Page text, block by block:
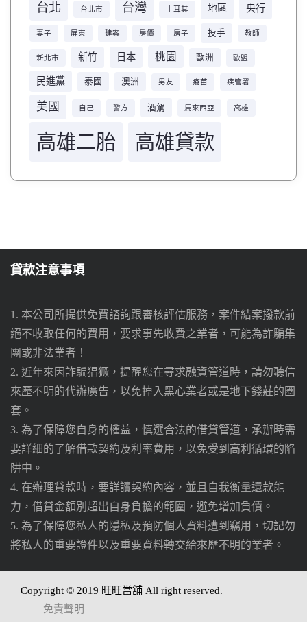
台北 台北市 台灣 土耳其 地區 央行
妻子 屏東 建案 房價 房子 投手 教師
新北市 新竹 日本 桃園 歐洲 歐盟
民進黨 泰國 澳洲 男友 疫苗 疾管署
美國 自己 警方 酒駕 馬來西亞 高雄
高雄二胎 高雄貸款
貸款注意事項
1. 本公司所提供免費諮詢跟審核評估服務，案件結案撥款前
絕不收取任何的費用，要求事先收費之業者，可能為詐騙集
團或非法業者！
2. 近年來因詐騙猖獗，提醒您在尋求融資管道時，請勿聽信
來歷不明的代辦廣告，以免掉入黑心業者或是地下錢莊的圈
套。
3. 為了保障您自身的權益，慎選合法的借貸管道，承辦時需
要詳細的了解借款契約及利率費用，以免受到高利循環的陷
阱中。
4. 在辦理貸款時，要詳讀契約內容，並且自我衡量還款能
力，借貸金額別超出自身負擔的範圍，避免增加負債。
5. 為了保障您私人的隱私及預防個人資料遭到竊用，切記勿
將私人的重要證件以及重要資料轉交給來歷不明的業者。
Copyright © 2019 旺旺當舖 All right reserved.
免責聲明